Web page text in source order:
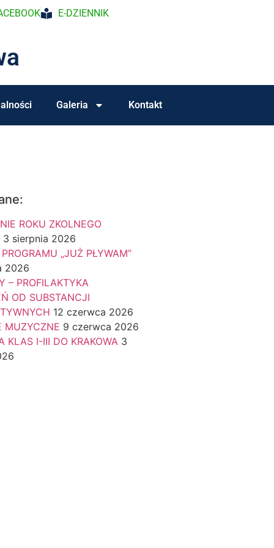
E-DZIENNIK
Galeria Kontakt
ROKU ZKOLNEGO
3 sierpnia 2026
„JUŻ PŁYWAM”
2026
– PROFILAKTYKA
OD SUBSTANCJI
12 czerwca 2026
MUZYCZNE 9 czerwca 2026
KLAS I-III DO KRAKOWA 3